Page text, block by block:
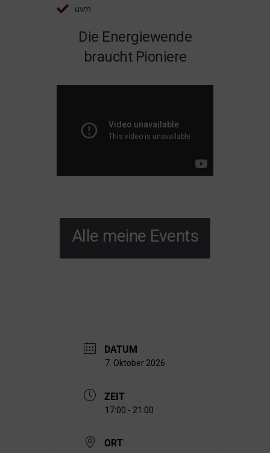
uvm.
Die Energiewende
braucht Pioniere
Alle meine Events
DATUM
7. Oktober 2026
ZEIT
17:00 - 21:00
ORT